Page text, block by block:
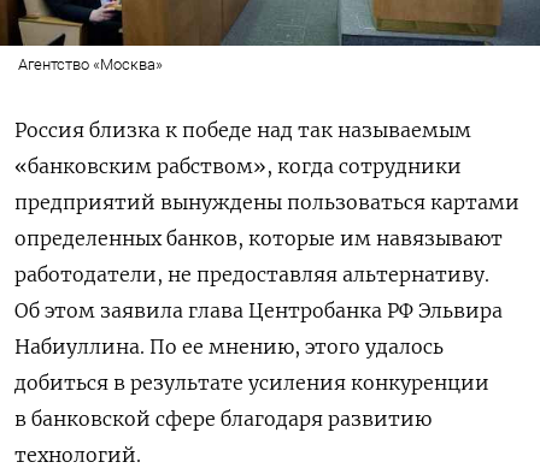
Агентство «Москва»
Россия близка к победе над так называемым
«банковским рабством», когда сотрудники
предприятий вынуждены пользоваться картами
определенных банков, которые им навязывают
работодатели, не предоставляя альтернативу.
Об этом заявила глава Центробанка РФ Эльвира
Набиуллина. По ее мнению, этого удалось
добиться в результате усиления конкуренции
в банковской сфере благодаря развитию
технологий.